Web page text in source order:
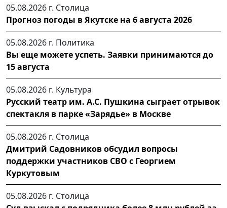
05.08.2026 г. Столица
Прогноз погоды в Якутске на 6 августа 2026
05.08.2026 г. Политика
Вы еще можете успеть. Заявки принимаются до
15 августа
05.08.2026 г. Культура
Русский театр им. А.С. Пушкина сыграет отрывок
спектакля в парке «Зарядье» в Москве
05.08.2026 г. Столица
Дмитрий Садовников обсудил вопросы
поддержки участников СВО с Георгием
Куркутовым
05.08.2026 г. Столица